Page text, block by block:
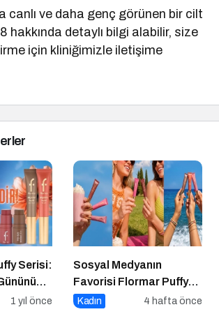
canlı ve daha genç görünen bir cilt
hakkında detaylı bilgi alabilir, size
için kliniğimizle iletişime
Serisi:
1 yıl önce
Sosyal Medyanın
Favorisi Flormar Puffy
Liquid Blush Serisine
Kadın 4 hafta önce